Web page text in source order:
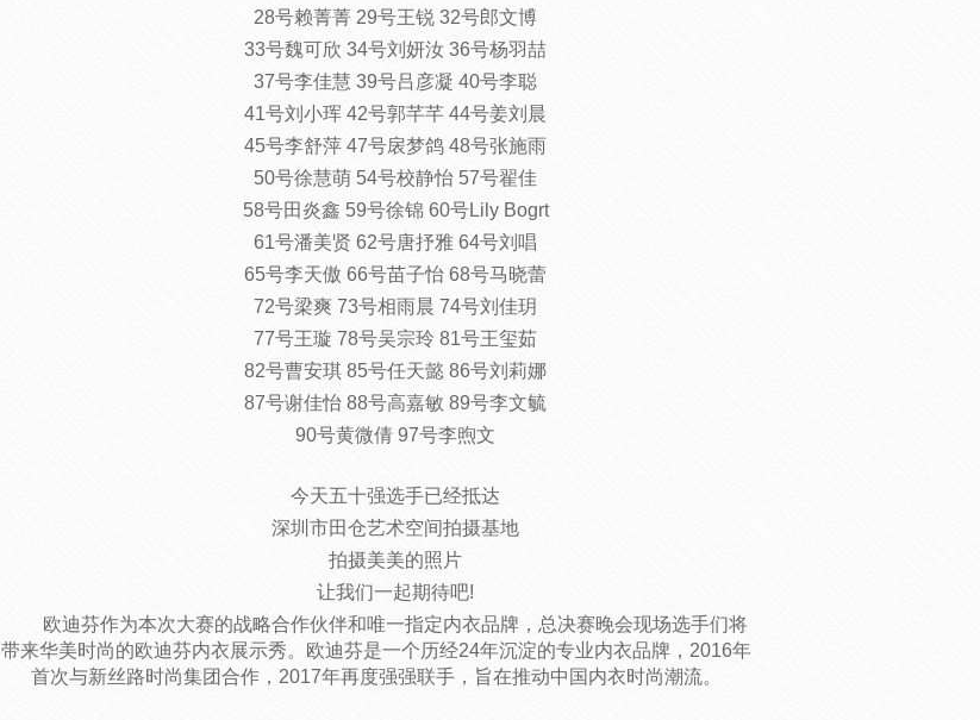
28号赖菁菁 29号王锐 32号郎文博
33号魏可欣 34号刘妍汝 36号杨羽喆
37号李佳慧 39号吕彦凝 40号李聪
41号刘小珲 42号郭芊芊 44号姜刘晨
45号李舒萍 47号扆梦鸽 48号张施雨
50号徐慧萌 54号校静怡 57号翟佳
58号田炎鑫 59号徐锦 60号Lily Bogrt
61号潘美贤 62号唐抒雅 64号刘唱
65号李天傲 66号苗子怡 68号马晓蕾
72号梁爽 73号相雨晨 74号刘佳玥
77号王璇 78号吴宗玲 81号王玺茹
82号曹安琪 85号任天懿 86号刘莉娜
87号谢佳怡 88号高嘉敏 89号李文毓
90号黄微倩 97号李煦文
今天五十强选手已经抵达
深圳市田仓艺术空间拍摄基地
拍摄美美的照片
让我们一起期待吧!
欧迪芬作为本次大赛的战略合作伙伴和唯一指定内衣品牌，总决赛晚会现场选手们将
带来华美时尚的欧迪芬内衣展示秀。欧迪芬是一个历经24年沉淀的专业内衣品牌，2016年
首次与新丝路时尚集团合作，2017年再度强强联手，旨在推动中国内衣时尚潮流。